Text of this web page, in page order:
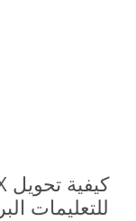
للتعليمات